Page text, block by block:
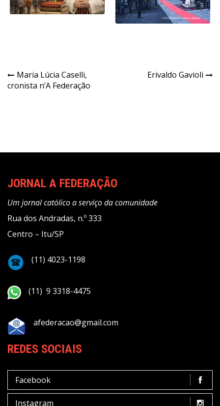
Navegação
de
Maria Lúcia Caselli,
cronista n’A Federação
Erivaldo Gavioli
JORNAL A FEDERAÇÃO
Um jornal católico a serviço da comunidade
Rua dos Andradas, n.º 333
Centro – Itu/SP
(11) 4023-1198
(11) 9 3318-4475
afederacao@gmail.com
REDES SOCIAIS
Facebook
Instagram